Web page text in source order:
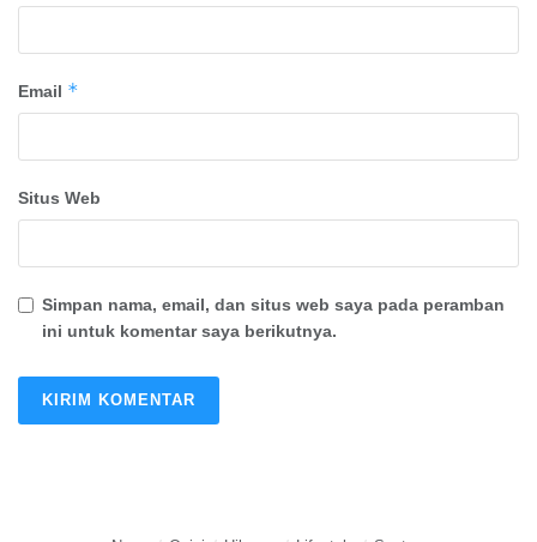
Email *
Situs Web
Simpan nama, email, dan situs web saya pada peramban
ini untuk komentar saya berikutnya.